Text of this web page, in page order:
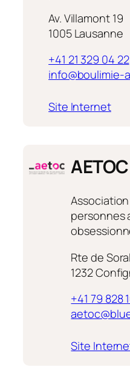
Av. Villamont 19
1005 Lausanne
+41 21 329 04 22
info@boulimie-
Site Internet:
AETOC
personnes
Rte de
1232
+41 79 828
Site